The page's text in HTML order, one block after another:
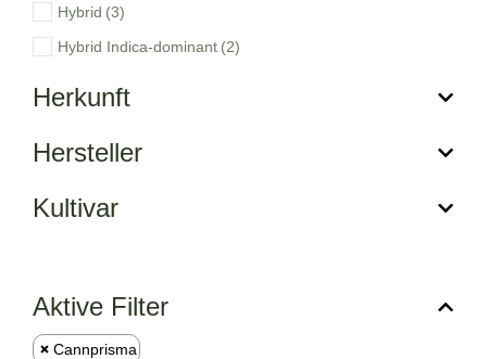
Hybrid (3)
Hybrid Indica-dominant (2)
Herkunft
Hersteller
Kultivar
Aktive Filter
Cannprisma